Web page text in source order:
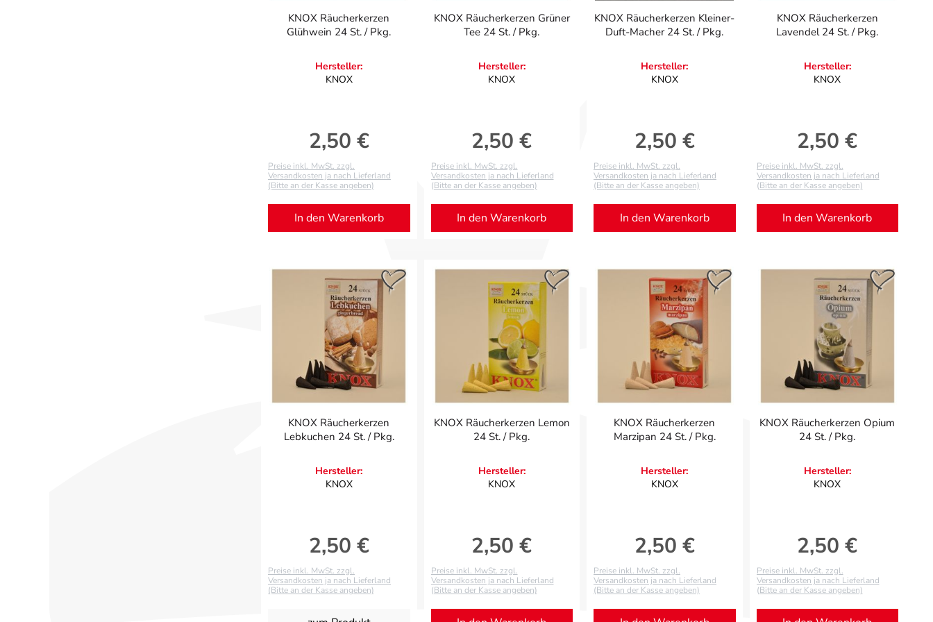
KNOX Räucherkerzen
Glühwein 24 St. / Pkg.
Hersteller:
KNOX
Regulärer Preis:
2,50 €
Preise inkl. MwSt. zzgl.
Versandkosten ja nach Lieferland
(Bitte an der Kasse angeben)
In den Warenkorb
KNOX Räucherkerzen Grüner
Tee 24 St. / Pkg.
Hersteller:
KNOX
Regulärer Preis:
2,50 €
Preise inkl. MwSt. zzgl.
Versandkosten ja nach Lieferland
(Bitte an der Kasse angeben)
In den Warenkorb
KNOX Räucherkerzen Kleiner-
Duft-Macher 24 St. / Pkg.
Hersteller:
KNOX
Regulärer Preis:
2,50 €
Preise inkl. MwSt. zzgl.
Versandkosten ja nach Lieferland
(Bitte an der Kasse angeben)
In den Warenkorb
KNOX Räucherkerzen
Lavendel 24 St. / Pkg.
Hersteller:
KNOX
Regulärer Preis:
2,50 €
Preise inkl. MwSt. zzgl.
Versandkosten ja nach Lieferland
(Bitte an der Kasse angeben)
In den Warenkorb
KNOX Räucherkerzen
Lebkuchen 24 St. / Pkg.
Hersteller:
KNOX
Regulärer Preis:
2,50 €
Preise inkl. MwSt. zzgl.
Versandkosten ja nach Lieferland
(Bitte an der Kasse angeben)
KNOX Räucherkerzen Lemon
24 St. / Pkg.
Hersteller:
KNOX
Regulärer Preis:
2,50 €
Preise inkl. MwSt. zzgl.
Versandkosten ja nach Lieferland
(Bitte an der Kasse angeben)
KNOX Räucherkerzen
Marzipan 24 St. / Pkg.
Hersteller:
KNOX
Regulärer Preis:
2,50 €
Preise inkl. MwSt. zzgl.
Versandkosten ja nach Lieferland
(Bitte an der Kasse angeben)
KNOX Räucherkerzen Opium
24 St. / Pkg.
Hersteller:
KNOX
Regulärer Preis:
2,50 €
Preise inkl. MwSt. zzgl.
Versandkosten ja nach Lieferland
(Bitte an der Kasse angeben)